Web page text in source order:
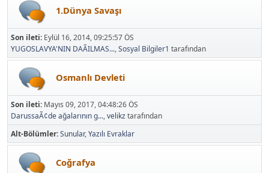
1.Dünya Savaşı
Son ileti: Eylül 16, 2014, 09:25:57 ÖS
YUGOSLAVYA'NIN DAÃILMAS...,Sosyal Bilgiler1 tarafından
Osmanlı Devleti
Son ileti: Mayıs 09, 2017, 04:48:26 ÖS
DarussaÃ¢de ağalarının g...,velikztarafından
Alt-Bölümler Sunular Yazılı Evraklar
Coğrafya